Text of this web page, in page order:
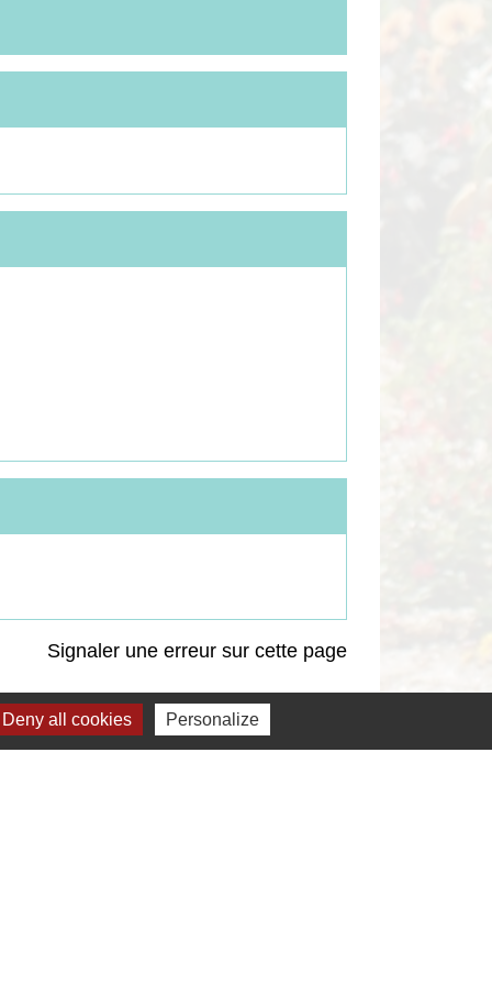
Signaler une erreur sur cette page
all cookies Personalize